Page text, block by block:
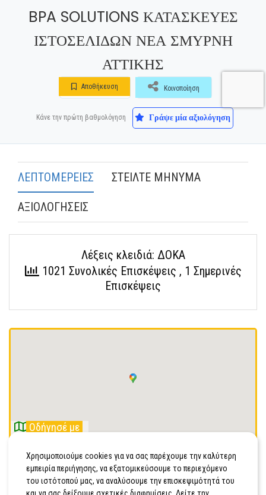
BPA SOLUTIONS ΚΑΤΑΣΚΕΥΕΣ
ΙΣΤΟΣΕΛΙΔΩΝ ΝΕΑ ΣΜΥΡΝΗ
ΑΤΤΙΚΗΣ
Αποθήκευση Κοινοποίηση
Κάνε την πρώτη βαθμολόγηση Γράψε μία αξιολόγηση
ΛΕΠΤΟΜΕΡΕΙΕΣ ΣΤΕΙΛΤΕ ΜΗΝΥΜΑ
ΑΞΙΟΛΟΓΗΣΕΙΣ
Λέξεις κλειδιά: ΔΟΚΑ
1021 Συνολικές Επισκέψεις , 1 Σημερινές
Επισκέψεις
Οδήγησέ με
6932488124
Χρησιμοποιούμε cookies για να σας παρέχουμε την καλύτερη
εμπειρία περιήγησης, να εξατομικεύσουμε το περιεχόμενο
του ιστότοπού μας, να αναλύσουμε την επισκεψιμότητά του